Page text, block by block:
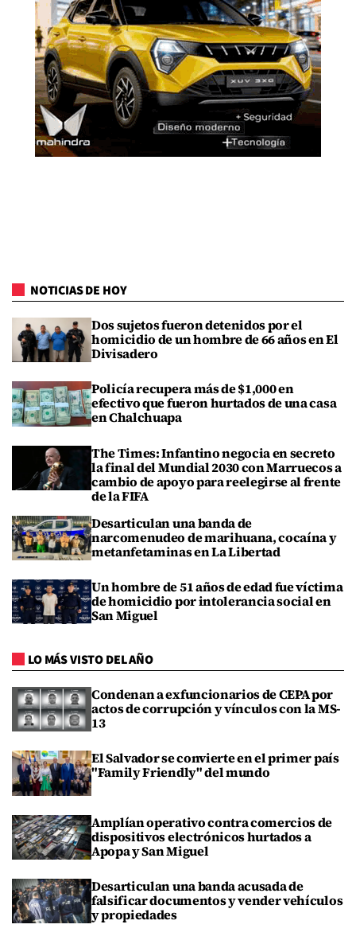
NOTICIAS DE HOY
Dos sujetos fueron detenidos por el
homicidio de un hombre de 66 años en El
Divisadero
Policía recupera más de $1,000 en
efectivo que fueron hurtados de una casa
en Chalchuapa
The Times: Infantino negocia en secreto
la final del Mundial 2030 con Marruecos a
cambio de apoyo para reelegirse al frente
de la FIFA
Desarticulan una banda de
narcomenudeo de marihuana, cocaína y
metanfetaminas en La Libertad
Un hombre de 51 años de edad fue víctima
de homicidio por intolerancia social en
San Miguel
LO MÁS VISTO DEL AÑO
Condenan a exfuncionarios de CEPA por
actos de corrupción y vínculos con la MS-
13
El Salvador se convierte en el primer país
"Family Friendly" del mundo
Amplían operativo contra comercios de
dispositivos electrónicos hurtados a
Apopa y San Miguel
Desarticulan una banda acusada de
falsificar documentos y vender vehículos
y propiedades